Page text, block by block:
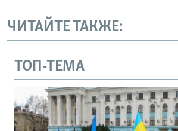
ЧИТАЙТЕ ТАКЖЕ:
ТОП-ТЕМА